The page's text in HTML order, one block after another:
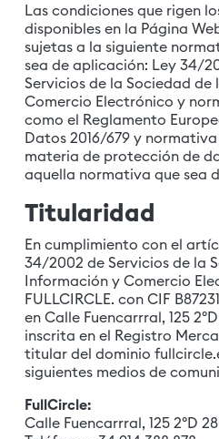
Las condiciones que rigen
disponibles en la Página
sujetas a la siguiente
sea de aplicación: Ley 34/
Servicios de la Sociedad
Comercio Electrónico y
como el Reglamento
Datos 2016/679 y
materia de protección de
aquella normativa que sea
Titularidad
En cumplimiento con el
34/2002 de Servicios de la
Información y Comercio
FULLCIRCLE. con CIF
en Calle Fuencarrral, 125
inscrita en el Registro
titular del dominio
siguientes medios de
FullCircle:
Calle Fuencarrral, 125 2ºD